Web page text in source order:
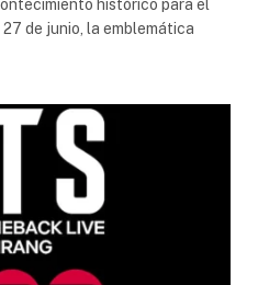
histórico para el
de junio, la emblemática